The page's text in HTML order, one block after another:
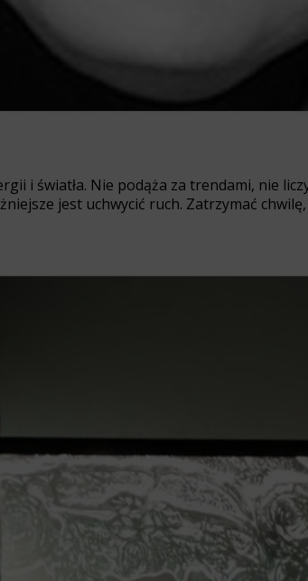
i światła. Nie podąża za trendami, nie
jest uchwycić ruch. Zatrzymać